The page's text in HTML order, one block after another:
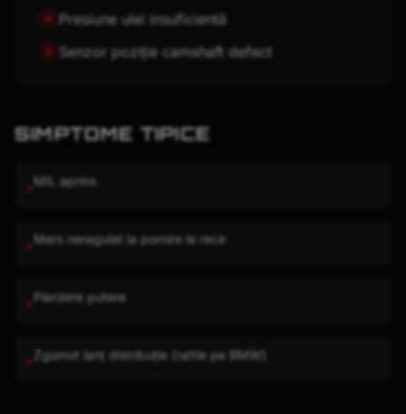
4 Presiune ulei insuficientă
5 Senzor poziție camshaft defect
SIMPTOME TIPICE
•MIL aprins
•Mers neregulat la pornire la rece
•Pierdere putere
• Zgomot lanț distribuție (rattle pe BMW)